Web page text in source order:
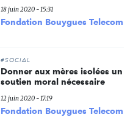
18 juin 2020 - 15:31
Fondation Bouygues Telecom
#SOCIAL
Donner aux mères isolées un
soutien moral nécessaire
12 juin 2020 - 17:19
Fondation Bouygues Telecom